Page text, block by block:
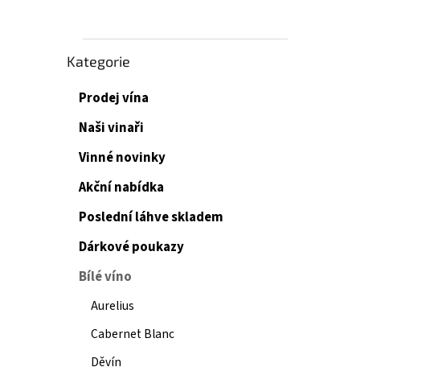
Přeskočit
kategorie
Kategorie
Prodej vína
Naši vinaři
Vinné novinky
Akční nabídka
Poslední láhve skladem
Dárkové poukazy
Bílé víno
Aurelius
Cabernet Blanc
Děvín